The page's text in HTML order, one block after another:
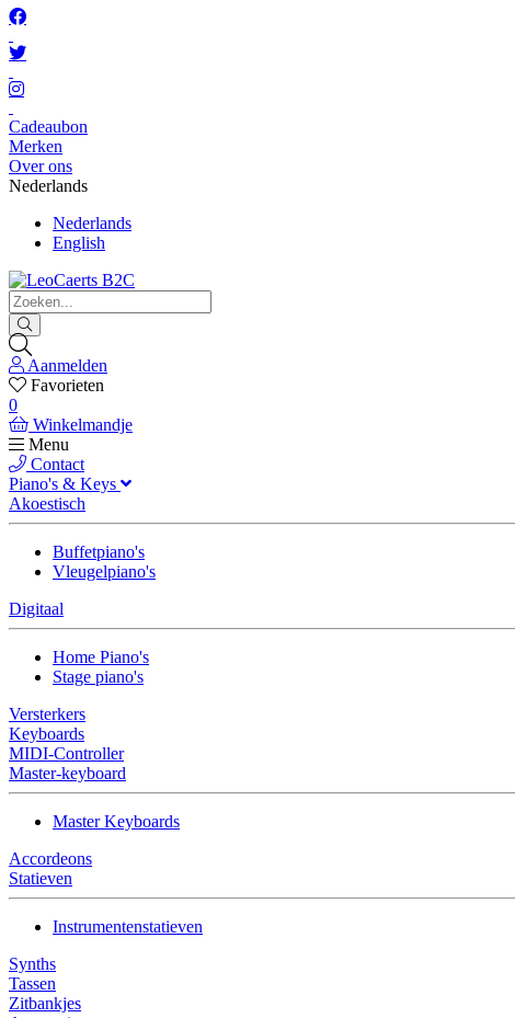
Cadeaubon
Merken
Over ons
Nederlands
Nederlands
English
Aanmelden
Favorieten
0
Winkelmandje
Menu
Contact
Piano's & Keys
Akoestisch
Buffetpiano's
Vleugelpiano's
Digitaal
Home Piano's
Stage piano's
Versterkers
Keyboards
MIDI-Controller
Master-keyboard
Master Keyboards
Accordeons
Statieven
Instrumentenstatieven
Synths
Tassen
Zitbankjes